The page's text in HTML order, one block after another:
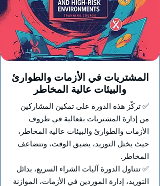
المشتريات في الأزمات والطوارئ
والبيئات عالية المخاطر
✅ تركّز هذه الدورة على تمكين المشاركين
من إدارة المشتريات بفعالية في ظروف
الأزمات والطوارئ والبيئات عالية المخاطر،
حيث يختل التوريد، يضيق الوقت، وتتضاعف
المخاطر.
✅ تتناول الدورة آليات الشراء السريع، بدائل
التوريد، إدارة الموردين في الأزمات، الموازنة